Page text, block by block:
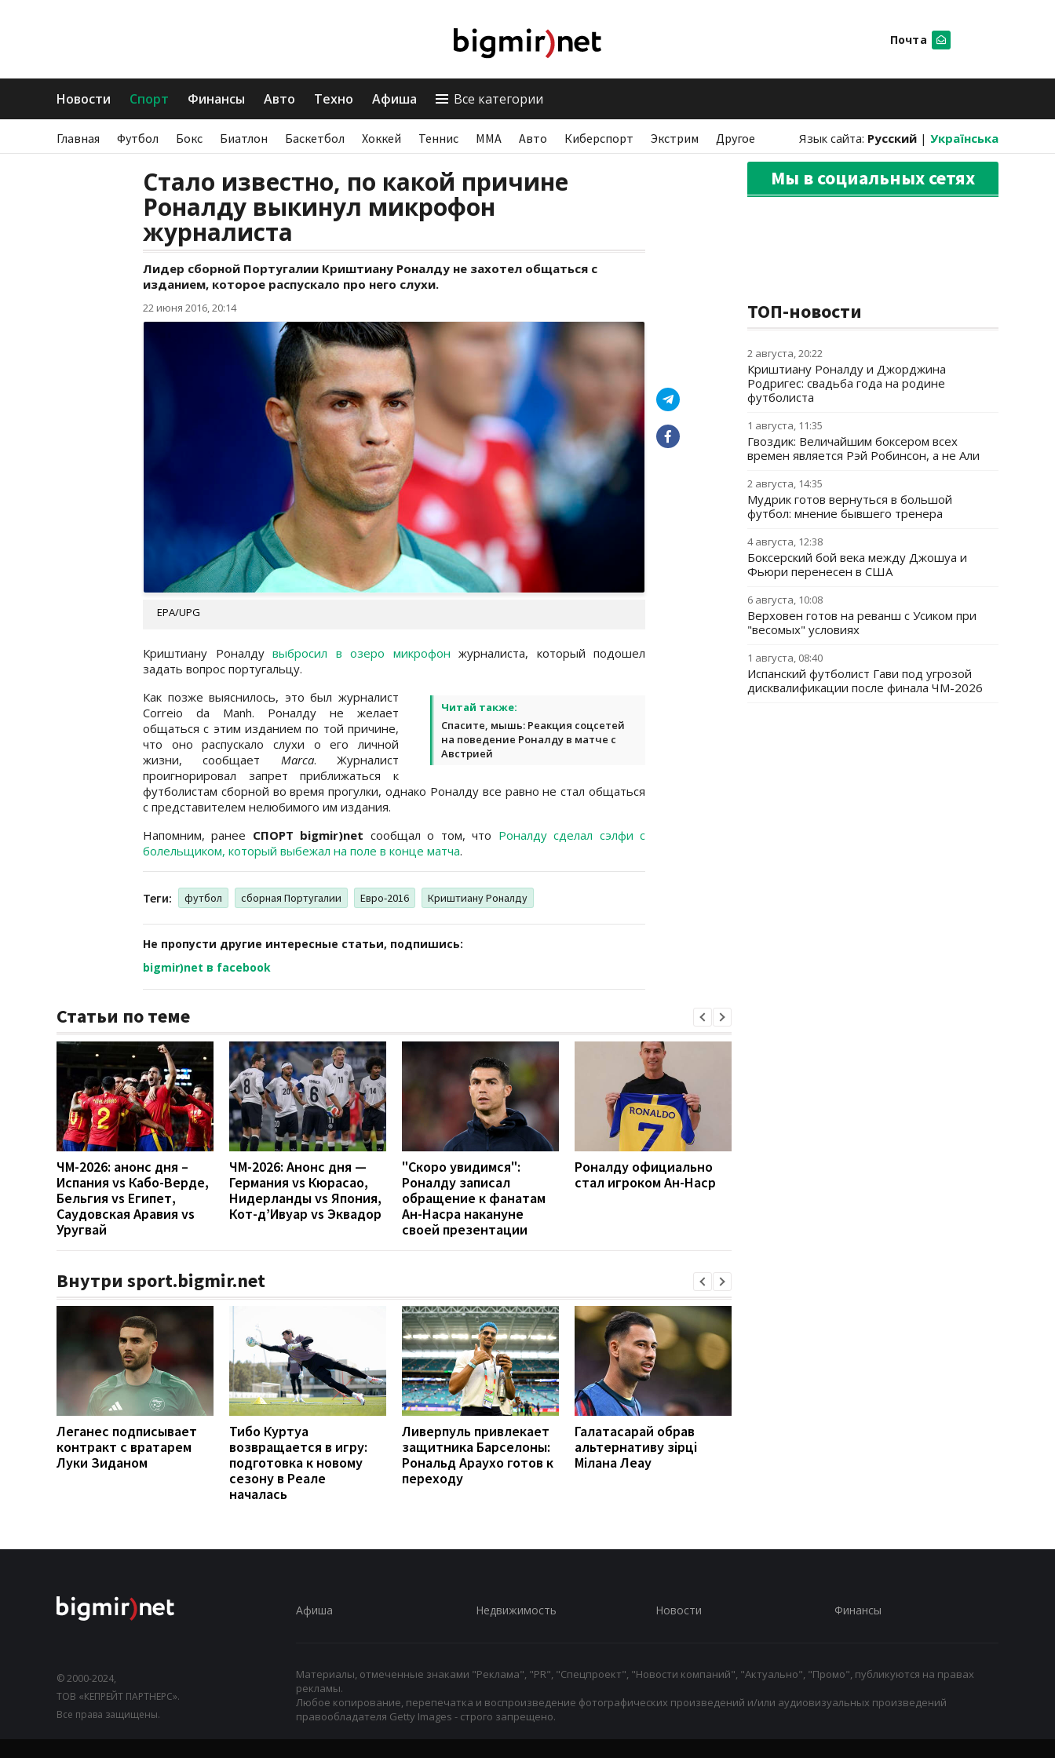
Почта
Новости Спорт Финансы Авто Техно Афиша Все категории
Главная Футбол Бокс Биатлон Баскетбол Хоккей Теннис ММА Авто Киберспорт Экстрим Другое Язык сайта: Русский | Українська
Cтало известно, по какой причине
Роналду выкинул микрофон
журналиста
Лидер сборной Португалии Криштиану Роналду не захотел общаться с
изданием, которое распускало про него слухи.
22 июня 2016, 20:14
EPA/UPG
Криштиану Роналду выбросил в озеро микрофон журналиста, который подошел
задать вопрос португальцу.
Читай также:
Спасите, мышь: Реакция соцсетей
на поведение Роналду в матче с
Австрией
Как позже выяснилось, это был журналист
Correio da Manh. Роналду не желает
общаться с этим изданием по той причине,
что оно распускало слухи о его личной
жизни, сообщает Marca. Журналист
проигнорировал запрет приближаться к
футболистам сборной во время прогулки, однако Роналду все равно не стал общаться
с представителем нелюбимого им издания.
Напомним, ранее СПОРТ bigmir)net сообщал о том, что Роналду сделал сэлфи с
болельщиком, который выбежал на поле в конце матча.
Теги: футбол сборная Португалии Евро-2016 Криштиану Роналду
Не пропусти другие интересные статьи, подпишись:
bigmir)net в facebook
Статьи по теме
ЧМ-2026: анонс дня –
Испания vs Кабо-Верде,
Бельгия vs Египет,
Саудовская Аравия vs
Уругвай
ЧМ-2026: Анонс дня —
Германия vs Кюрасао,
Нидерланды vs Япония,
Кот-д’Ивуар vs Эквадор
"Скоро увидимся":
Роналду записал
обращение к фанатам
Ан-Насра накануне
своей презентации
Роналду официально
стал игроком Ан-Наср
Внутри sport.bigmir.net
Леганес подписывает
контракт с вратарем
Луки Зиданом
Тибо Куртуа
возвращается в игру:
подготовка к новому
сезону в Реале
началась
Ливерпуль привлекает
защитника Барселоны:
Рональд Араухо готов к
переходу
Галатасарай обрав
альтернативу зірці
Мілана Леау
Мы в социальных сетях
ТОП-новости
2 августа, 20:22
Криштиану Роналду и Джорджина
Родригес: свадьба года на родине
футболиста
1 августа, 11:35
Гвоздик: Величайшим боксером всех
времен является Рэй Робинсон, а не Али
2 августа, 14:35
Мудрик готов вернуться в большой
футбол: мнение бывшего тренера
4 августа, 12:38
Боксерский бой века между Джошуа и
Фьюри перенесен в США
6 августа, 10:08
Верховен готов на реванш с Усиком при
"весомых" условиях
1 августа, 08:40
Испанский футболист Гави под угрозой
дисквалификации после финала ЧМ-2026
© 2000-2024,
ТОВ «КЕПРЕЙТ ПАРТНЕРС».
Все права защищены.
Афиша Недвижимость Новости Финансы
Материалы, отмеченные знаками "Реклама", "PR", "Спецпроект", "Новости компаний", "Актуально", "Промо", публикуются на правах
рекламы.
Любое копирование, перепечатка и воспроизведение фотографических произведений и/или аудиовизуальных произведений
правообладателя Getty Images - строго запрещено.